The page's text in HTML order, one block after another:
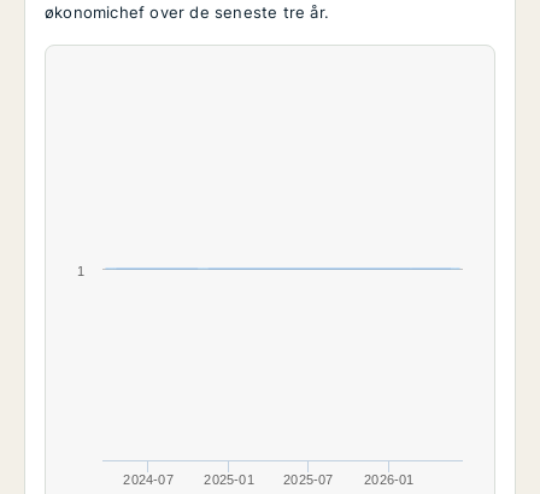
økonomichef over de seneste tre år.
2024-07 2025-01 2025-07 2026-01
1